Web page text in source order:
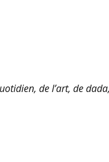
de l’art, de